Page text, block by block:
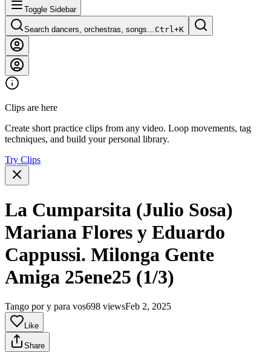
Toggle Sidebar
Search dancers, orchestras, songs…Ctrl+K
Clips are here
Create short practice clips from any video. Loop movements, tag
techniques, and build your personal library.
Try Clips
La Cumparsita (Julio Sosa)
Mariana Flores y Eduardo
Cappussi. Milonga Gente
Amiga 25ene25 (1/3)
Tango por y para vos698 viewsFeb 2, 2025
Like
Share